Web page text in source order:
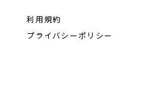
利用規約
プライバシーポリシー